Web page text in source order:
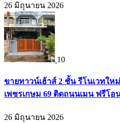
26 มิถุนายน 2026
10
ขายทาวน์เฮ้าส์ 2 ชั้น รีโนเวทให
เพชรเกษม 69 ติดถนนเมน ฟรีโอน
26 มิถุนายน 2026